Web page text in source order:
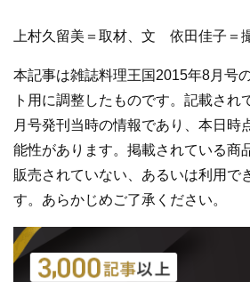
上村久留美＝取材、文 依田佳子＝
本記事は雑誌料理王国2015年8月号
ト用に調整したものです。記載され
月号発刊当時の情報であり、本日時
能性があります。掲載されている商
販売されていない、あるいは利用で
す。あらかじめご了承ください。